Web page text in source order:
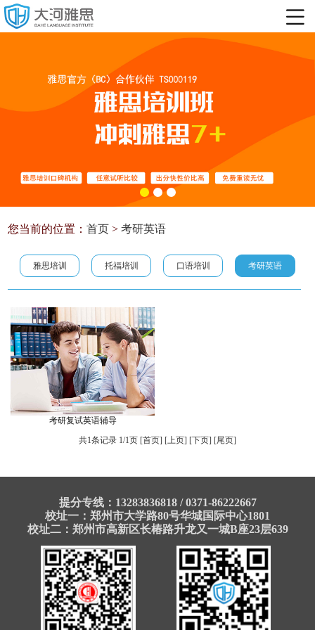
您当前的位置：首页 >考研英语
雅思培训 托福培训 口语培训 考研英语
考研复试英语辅导
共1条记录 1/1页 [首页] [上页] [下页] [尾页]
提分专线：13283836818 / 0371-86222667
校址一：郑州市大学路80号华城国际中心1801
校址二：郑州市高新区长椿路升龙又一城B座23层639